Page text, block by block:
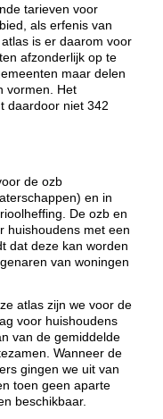
tarieven voor
als erfenis van
is er daarom voor
afzonderlijk op te
maar delen
vormen. Het
daardoor niet 342
de ozb
en in
De ozb en
huishoudens met een
dat deze kan worden
van woningen
atlas zijn we voor de
voor huishoudens
van de gemiddelde
Wanneer de
gingen we uit van
toen geen aparte
beschikbaar.